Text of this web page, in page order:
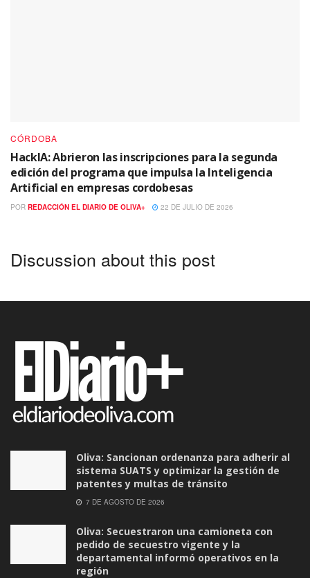
CÓRDOBA
HackIA: Abrieron las inscripciones para la segunda
edición del programa que impulsa la Inteligencia
Artificial en empresas cordobesas
POR REDACCIÓN EL DIARIO DE OLIVA+ 22 DE JULIO DE 2026
Discussion about this post
Oliva: Sancionan ordenanza para adherir al
sistema SUATS y optimizar la gestión de
patentes y multas de tránsito
7 DE AGOSTO DE 2026
Oliva: Secuestraron una camioneta con
pedido de secuestro vigente y la
departamental informó operativos en la
región